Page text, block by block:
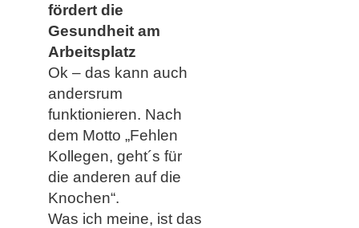
fördert die
Gesundheit am
Arbeitsplatz
Ok – das kann auch
andersrum
funktionieren. Nach
dem Motto „Fehlen
Kollegen, geht´s für
die anderen auf die
Knochen“.
Was ich meine, ist das